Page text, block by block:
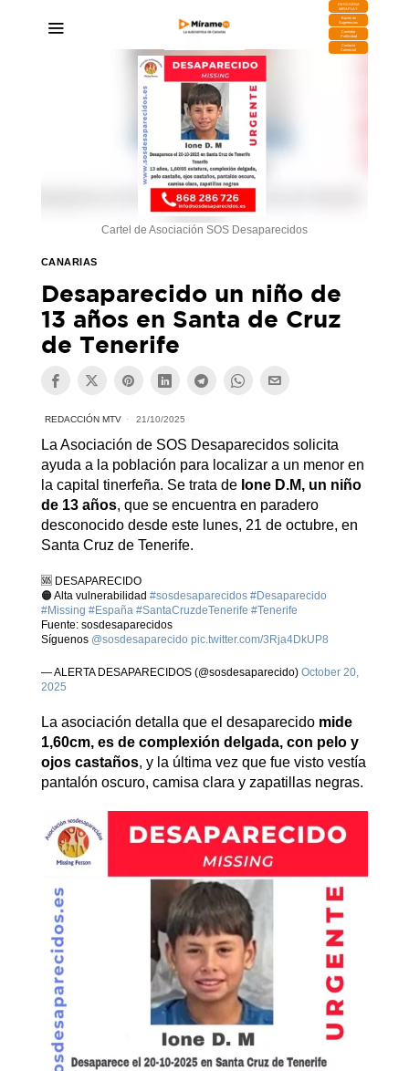
DESCARGA
MIRAPLAY
Buzón de
Sugerencias
Contratar
Publicidad
Contacto
Comercial
Cartel de Asociación SOS Desaparecidos
CANARIAS
Desaparecido un niño de
13 años en Santa de Cruz
de Tenerife
REDACCIÓN MTV 21/10/2025
La Asociación de SOS Desaparecidos solicita
ayuda a la población para localizar a un menor en
la capital tinerfeña. Se trata de Ione D.M, un niño
de 13 años, que se encuentra en paradero
desconocido desde este lunes, 21 de octubre, en
Santa Cruz de Tenerife.
🆘 DESAPARECIDO
🟠 Alta vulnerabilidad #sosdesaparecidos #Desaparecido
#Missing #España #SantaCruzdeTenerife #Tenerife
Fuente: sosdesaparecidos
Síguenos @sosdesaparecido pic.twitter.com/3Rja4DkUP8
— ALERTA DESAPARECIDOS (@sosdesaparecido) October 20,
2025
La asociación detalla que el desaparecido mide
1,60cm, es de complexión delgada, con pelo y
ojos castaños, y la última vez que fue visto vestía
pantalón oscuro, camisa clara y zapatillas negras.